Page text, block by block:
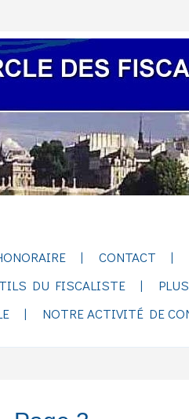
CONTACT
DU FISCALISTE
NOTRE ACTIVITÉ DE